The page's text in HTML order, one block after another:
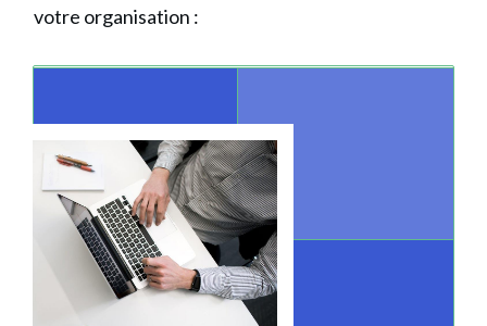
votre organisation :